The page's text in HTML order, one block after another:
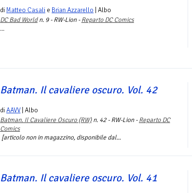
di Matteo Casali e Brian Azzarello | Albo
DC Bad Worldn. 9 - RW-Lion -Reparto DC Comics
...
Batman. Il cavaliere oscuro. Vol. 42
diAAVV | Albo
Batman. Il Cavaliere Oscuro (RW)n. 42 - RW-Lion -Reparto DC
Comics
[articolo non in magazzino, disponibile dal...
Batman. Il cavaliere oscuro. Vol. 41